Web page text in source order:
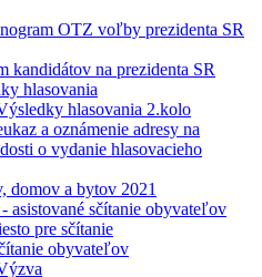
OTZ voľby prezidenta SR
kandidátov na prezidenta SR
hlasovania
hlasovania 2.kolo
a oznámenie adresy na
o vydanie hlasovacieho
domov a bytov 2021
asistované sčítanie obyvateľov
pre sčítanie
obyvateľov